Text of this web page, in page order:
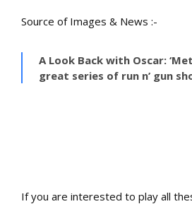
Source of Images & News :-
A Look Back with Oscar:
great series of run n’ gun
If you are interested to play all